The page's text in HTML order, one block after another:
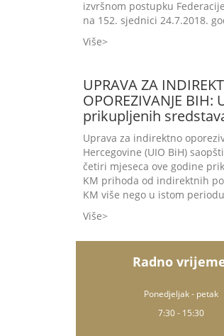
izvršnom postupku
na 152. sjednici 24.7.2018.
Više
UPRAVA ZA
OPOREZIVANJE
prikupljenih
Uprava za indirektno
Hercegovine (UIO BiH)
četiri mjeseca ove godine
KM prihoda od indirektnih
KM više nego u istom
Više
Radno
Ponedjeljak - petak
7:30 - 15:30